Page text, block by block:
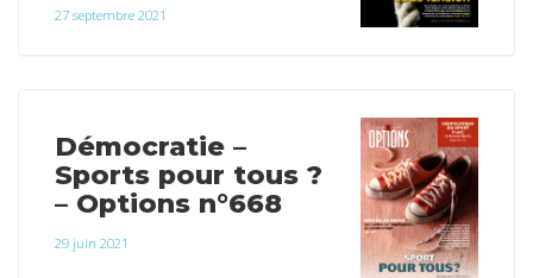
27 septembre 2021
Démocratie –
Sports pour tous ?
– Options n°668
29 juin 2021